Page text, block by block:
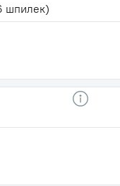
шпилек)